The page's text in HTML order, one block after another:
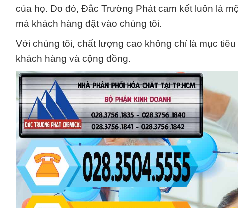
của họ. Do đó, Đắc Trường Phát cam kết luôn là
mà khách hàng đặt vào chúng tôi.
Với chúng tôi, chất lượng cao không chỉ là mục
khách hàng và cộng đồng.